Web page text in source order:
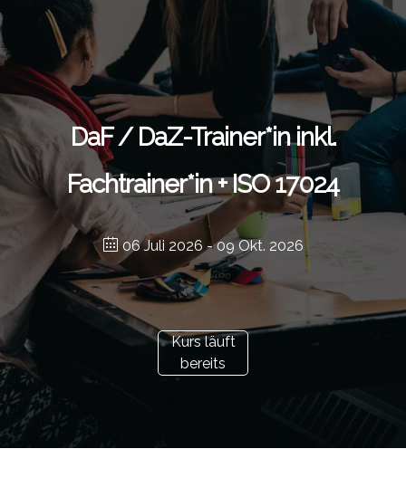
DaF / DaZ-Trainer*in inkl.
Fachtrainer*in + ISO 17024
06 Juli 2026 - 09 Okt. 2026
Kurs läuft
bereits